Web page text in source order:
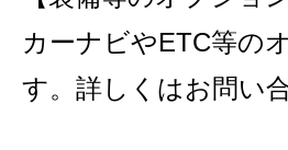
カーナビやETC等の
す。詳しくはお問い